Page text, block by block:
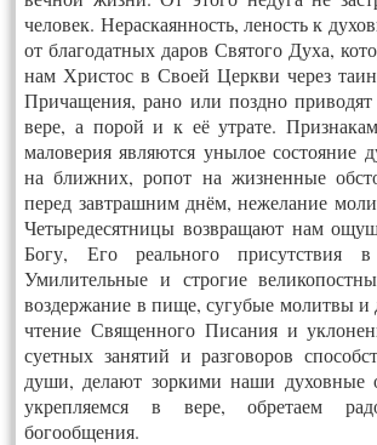
человек. Нераскаянность, леность к
от благодатных даров Святого Духа,
нам Христос в Своей Церкви через
Причащения, рано или поздно
вере, а порой и к её утрате.
маловерия являются унылое состояние
на ближних, ропот на жизненные
перед завтрашним днём, нежелание
Четыредесятницы возвращают нам
Богу, Его реального присутствия
Умилительные и строгие
воздержание в пище, сугубые молитвы и
чтение Священного Писания и
суетных занятий и разго­во­ров
души, делают зоркими наши
укрепляемся в вере, обретаем
богообщения.